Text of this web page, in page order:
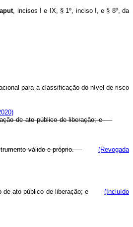
, incisos I e IX, § 1º, inciso I, e § 8º, da
para a classificação do nível de risco
de ato público de liberação; e
válido e próprio.
(Revogada
de ato público de liberação; e (Incluído